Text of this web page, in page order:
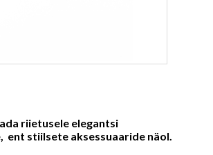
riietusele elegantsi
ent stiilsete aksessuaaride näol.